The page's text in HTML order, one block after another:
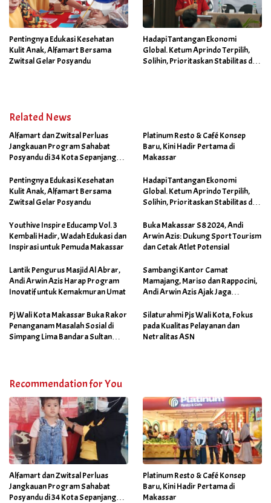
Pentingnya Edukasi Kesehatan
Kulit Anak, Alfamart Bersama
Zwitsal Gelar Posyandu
Hadapi Tantangan Ekonomi
Global. Ketum Aprindo Terpilih,
Solihin, Prioritaskan Stabilitas dan
Related News
Alfamart dan Zwitsal Perluas
Jangkauan Program Sahabat
Posyandu di 34 Kota Sepanjang
Platinum Resto & Café Konsep
Baru, Kini Hadir Pertama di
Makassar
Pentingnya Edukasi Kesehatan
Kulit Anak, Alfamart Bersama
Zwitsal Gelar Posyandu
Hadapi Tantangan Ekonomi
Global. Ketum Aprindo Terpilih,
Solihin, Prioritaskan Stabilitas dan
Youthive Inspire Educamp Vol. 3
Kembali Hadir, Wadah Edukasi dan
Inspirasi untuk Pemuda Makassar
Buka Makassar S8 2024, Andi
Arwin Azis: Dukung Sport Tourism
dan Cetak Atlet Potensial
Lantik Pengurus Masjid Al Abrar,
Andi Arwin Azis Harap Program
Inovatif untuk Kemakmuran Umat
Sambangi Kantor Camat
Mamajang, Mariso dan Rappocini,
Andi Arwin Azis Ajak Jaga
Program Sabtu Bersih
Pj Wali Kota Makassar Buka Rakor
Penanganam Masalah Sosial di
Simpang Lima Bandara Sultan
Silaturahmi Pjs Wali Kota, Fokus
pada Kualitas Pelayanan dan
Netralitas ASN
Recommendation for You
Alfamart dan Zwitsal Perluas
Jangkauan Program Sahabat
Posyandu di 34 Kota Sepanjang
Platinum Resto & Café Konsep
Baru, Kini Hadir Pertama di
Makassar